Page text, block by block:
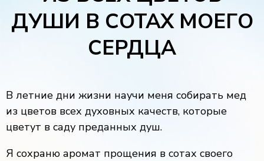
ДУШИ В СОТАХ МОЕГО
СЕРДЦА
В летние дни жизни научи меня собирать мед
из цветов всех духовных качеств, которые
цветут в саду преданных душ.
Я сохраню аромат прощения в сотах своего